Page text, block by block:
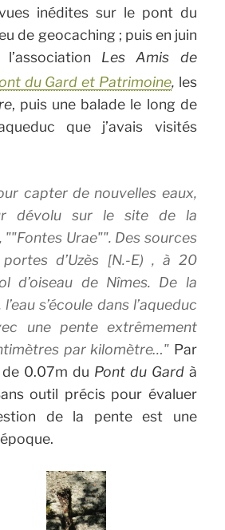
inédites sur le pont du
de geocaching ; puis en juin
Les Amis de
du Gard et Patrimoine, les
, puis une balade le long de
que j’avais visités
capter de nouvelles eaux,
dévolu sur le site de la
Fontes Urae
. Des sources
d’Uzès [N.-E) , à 20
d’oiseau de Nîmes. De la
s’écoule dans l’aqueduc
une pente extrêmement
par kilomètre…
Par
0.07m du Pont du Gardà
outil précis pour évaluer
de la pente est une